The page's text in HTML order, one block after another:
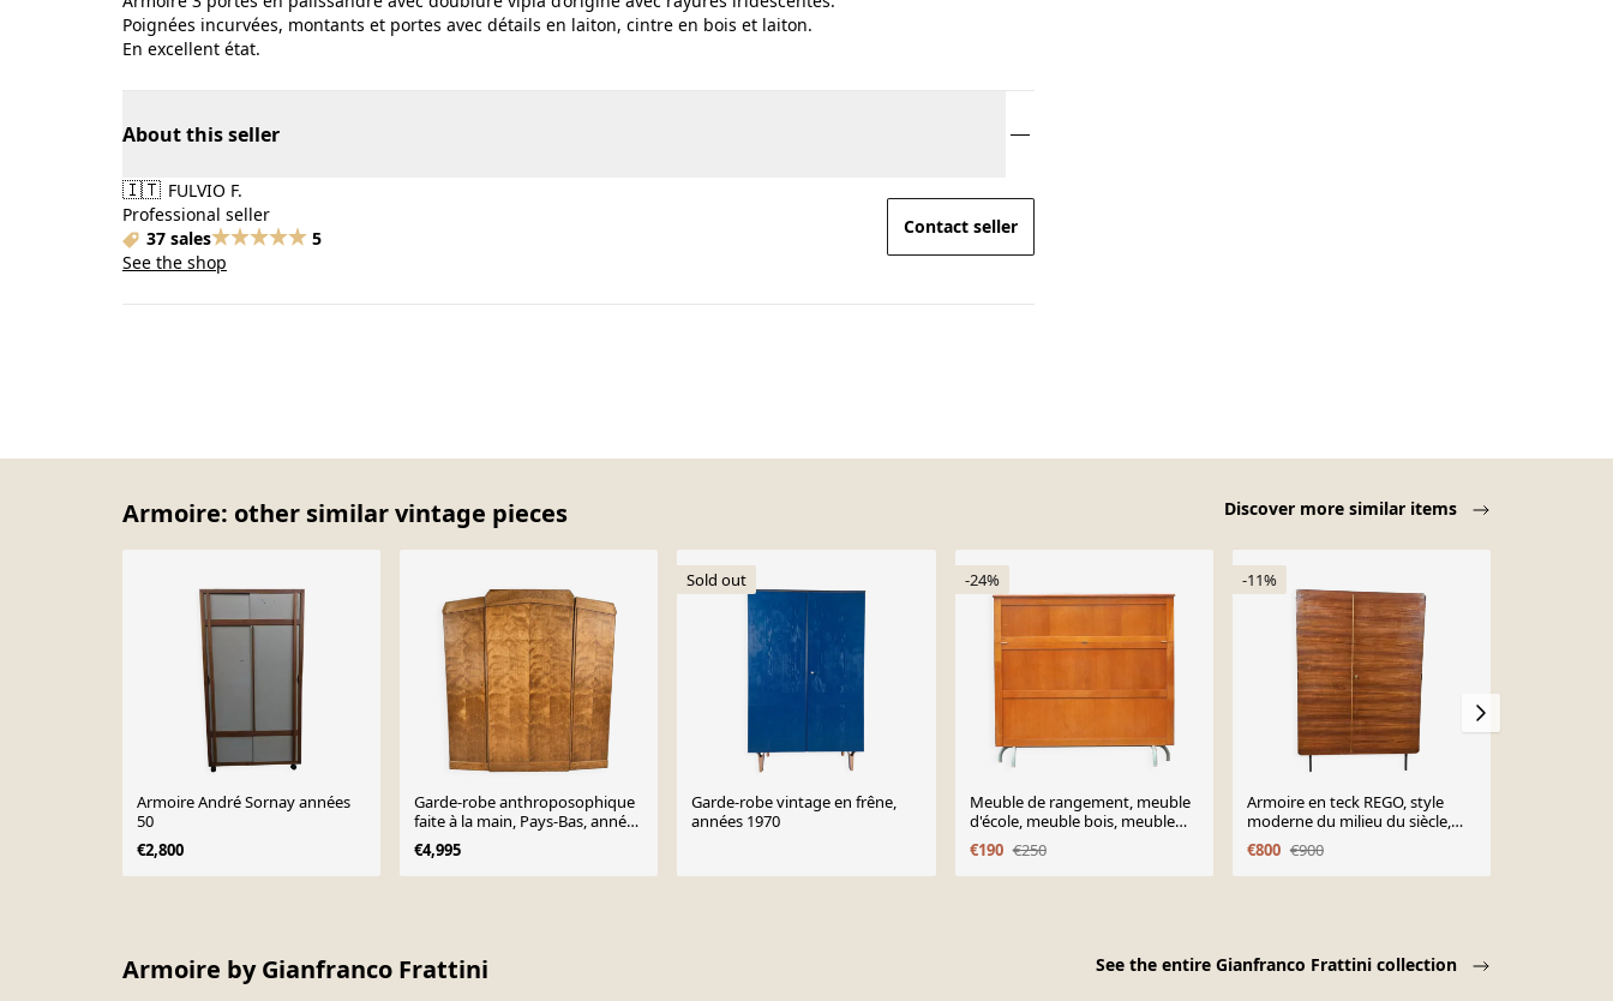
Poignées incurvées, montants et portes avec détails en laiton, cintre en bois et laiton.
En excellent état.
About this seller
🇮🇹 FULVIO F.
Professional seller
37 sales
5
See the shop
Contact seller
Armoire: other similar vintage pieces Discover more similar items
Armoire André Sornay années
50
€2,800
Garde-robe anthroposophique
faite à la main, Pays-Bas, années
1940.
€4,995
Sold out
Garde-robe vintage en frêne,
années 1970
-24%
Meuble de rangement, meuble
d'école, meuble bois, meuble
vintage années 60, décoration
intérieur
€190 €250
-11%
Armoire en teck REGO, style
moderne du milieu du siècle,
années 1960.
€800 €900
Armoire by Gianfranco Frattini See the entire Gianfranco Frattini collection